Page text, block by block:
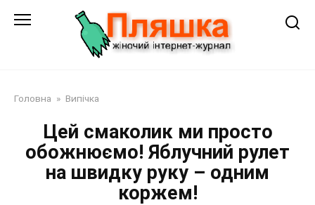
Головна » Випічка
Цей смаколик ми просто
обожнюємо! Яблучний рулет
на швидку руку – одним
коржем!